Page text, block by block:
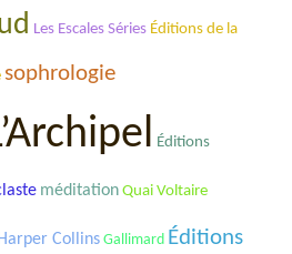
Les Escales Séries Éditions de la
sophrologie
Éditions
méditation Quai Voltaire
Collins Gallimard Éditions